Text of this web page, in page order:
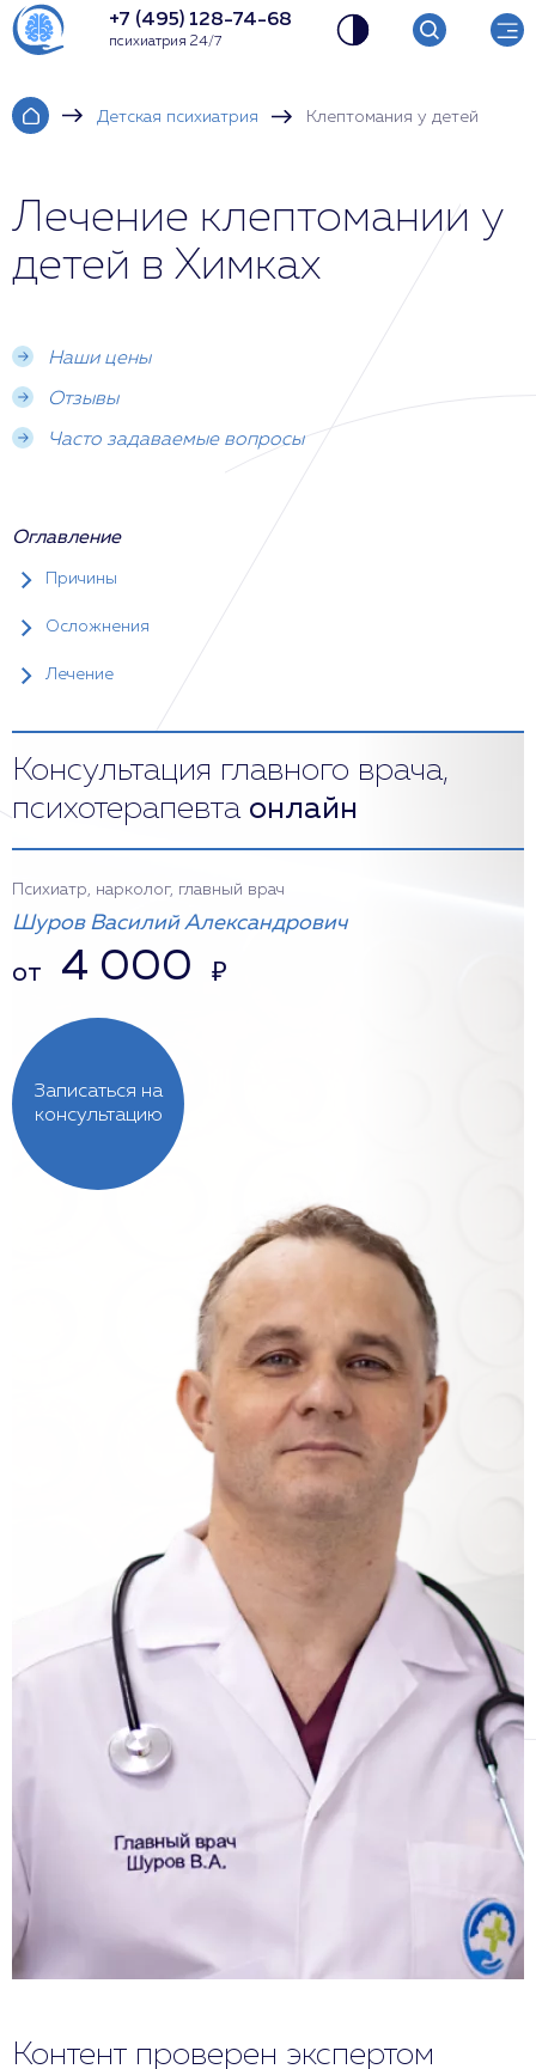
+7 (495) 128-74-68
психиатрия 24/7
Детская психиатрия Клептомания у детей
Лечение клептомании у
детей в Химках
Наши цены
Отзывы
Часто задаваемые вопросы
Оглавление
Причины
Осложнения
Лечение
Консультация главного врача,
психотерапевта онлайн
Записаться на
консультацию
Психиатр, нарколог, главный врач
Шуров Василий Александрович
от 4 000 ₽
Контент проверен экспертом